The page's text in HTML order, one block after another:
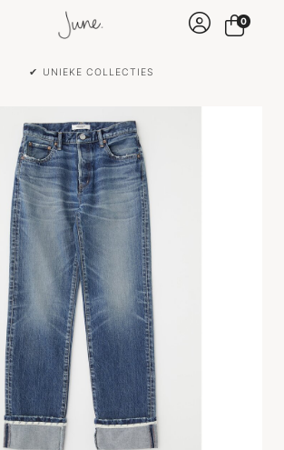
15:00 BESTELD IS DEZELFDE DAG VERZONDEN!
0